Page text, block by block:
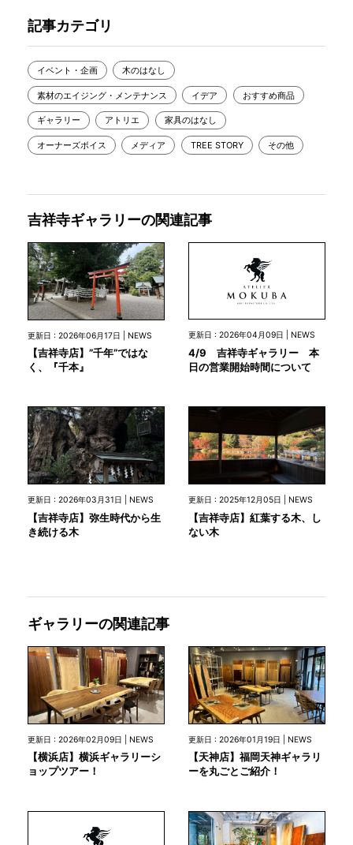
記事カテゴリ
イベント・企画 木のはなし
素材のエイジング・メンテナンス イデア おすすめ商品
ギャラリー アトリエ 家具のはなし
オーナーズボイス メディア TREE STORY その他
吉祥寺ギャラリーの関連記事
更新日 : 2026年06月17日 | NEWS
【吉祥寺店】”千年”ではな
く、『千本』
更新日 : 2026年04月09日 | NEWS
4/9 吉祥寺ギャラリー 本
日の営業開始時間について
更新日 : 2026年03月31日 | NEWS
【吉祥寺店】弥生時代から生
き続ける木
更新日 : 2025年12月05日 | NEWS
【吉祥寺店】紅葉する木、し
ない木
ギャラリーの関連記事
更新日 : 2026年02月09日 | NEWS
【横浜店】横浜ギャラリーシ
ョップツアー！
更新日 : 2026年01月19日 | NEWS
【天神店】福岡天神ギャラリ
ーを丸ごとご紹介！